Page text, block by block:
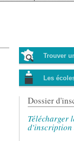
Trouver
Les
Dossier
Télécharger
d'inscription